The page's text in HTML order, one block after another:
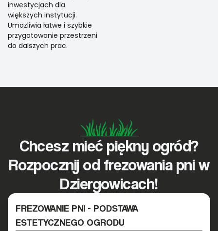
inwestycjach dla
większych instytucji.
Umożliwia łatwe i szybkie
przygotowanie przestrzeni
do dalszych prac.
Chcesz mieć piękny ogród?
Rozpocznij od frezowania pni w
Dziergowicach!
FREZOWANIE PNI - PODSTAWA
ESTETYCZNEGO OGRODU